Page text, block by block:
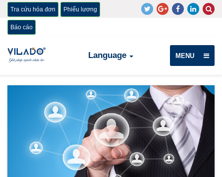
Tra cứu hóa đơn Phiếu lương
Báo cáo
Language MENU